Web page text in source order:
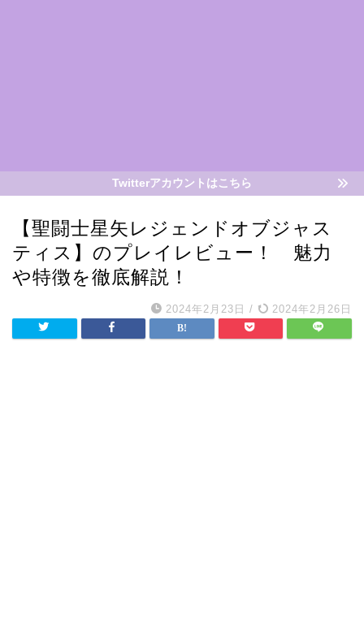
Twitterアカウントはこちら
【聖闘士星矢レジェンドオブジャス
ティス】のプレイレビュー！ 魅力
や特徴を徹底解説！
2024年2月23日 / 2024年2月26日